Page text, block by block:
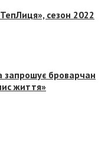
сезон 2022
запрошує броварчан
життя»